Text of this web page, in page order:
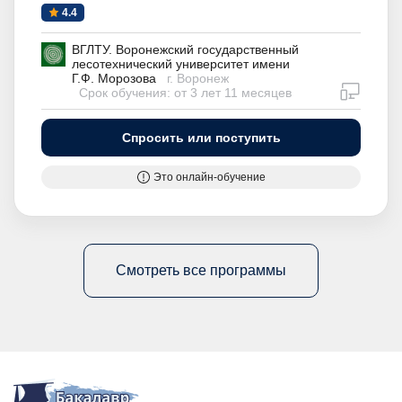
4.4
ВГЛТУ. Воронежский государственный
лесотехнический университет имени
Г.Ф. Морозова
г. Воронеж
Срок обучения: от 3 лет 11 месяцев
Спросить или поступить
Это онлайн-обучение
Смотреть все программы